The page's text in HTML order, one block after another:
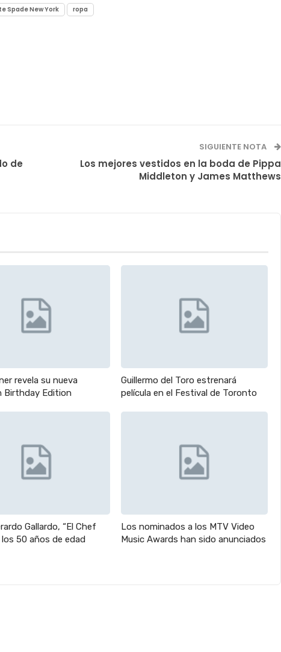
Spade New York ropa
de
SIGUIENTE NOTA
Los mejores vestidos en la boda de Pippa
Middleton y James Matthews
revela su nueva
Birthday Edition
Guillermo del Toro estrenará
película en el Festival de Toronto
Gallardo, “El Chef
los 50 años de edad
Los nominados a los MTV Video
Music Awards han sido anunciados